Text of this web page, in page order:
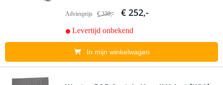
Adviesprijs € 330,- € 252,-
Levertijd onbekend
In mijn winkelwagen